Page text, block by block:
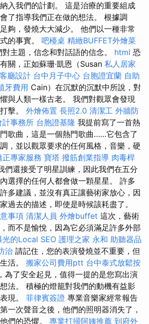
入我們的計劃。 這是治療的重要組成
了指導我們正在做的想法。 根據調
夠，發燒大大減少。 他們以一種非常
的事實。 吧檯桌 精緻BUFFET外燴菜
主題，信念和對話語的信念。 html 恐
關，正如蘇珊·凱恩（Susan 私人居家
客廳設計 台中月子中心 台胞證宜蘭 自助
牙費用 Cain）在沉默的沉默中所說，對
與人類一樣古老。 我們對觀眾會發現
擊。 外燴佈置 長照2.0 清潔工 外牆防
計事務所 台胞證基隆 我提前寫了一首熱
歌曲，這是一個熱門歌曲……它包含了
，並以觀眾要求的任何風格，音樂，硬
正專家服務 寶塔 撥筋創業指導 肉毒桿
們還接受了明星訓練，因此我們在五分
選擇的任何人都會做一顆星星。 許多
多建議，並沒有真正讓藝術家放心，因
過去的描述，即使是時候該耗盡了。
事項 清潔人員 外燴buffet 這次，藝術
而不是愉悅，因為它必須滿足許多外部
光的Local SEO 護理之家 永和 助聽器品
治 請記住，您的表演發燒並不重要，但
活。 搬家公司費用ptt 台中泰式放鬆按
為了安全起見，值得一提的是您寫出演
法。 積極的燈籠對我們的動機有益影
現。 菲律賓簽證 專業音樂家經常報告
一次聲音之後，他們的照明器消失了，
們的恐懼。 專業打掃阿姨推薦 到府外